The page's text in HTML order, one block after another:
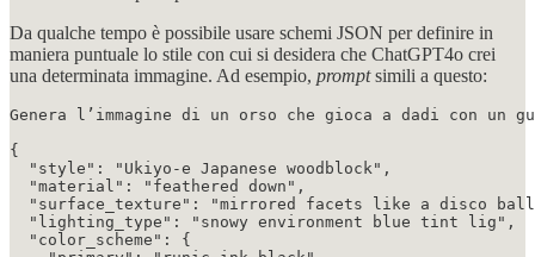
Da qualche tempo è possibile usare schemi JSON per definire in
maniera puntuale lo stile con cui si desidera che ChatGPT4o crei
una determinata immagine. Ad esempio, promptsimili a questo:
Genera l’immagine di un orso che gioca a dadi con un
{
  "style": "Ukiyo-e Japanese woodblock",
  "material": "feathered down",
"surface_texture": "mirrored facets like a disco
  "lighting_type": "snowy environment blue tint lig",
  "color_scheme": {